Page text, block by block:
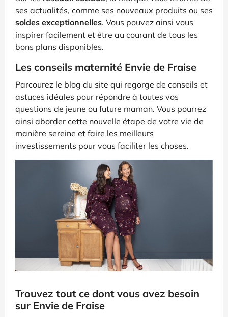
ses actualités, comme ses nouveaux produits ou ses
soldes exceptionnelles. Vous pouvez ainsi vous
inspirer facilement et être au courant de tous les
bons plans disponibles.
Les conseils maternité Envie de Fraise
Parcourez le blog du site qui regorge de conseils et
astuces idéales pour répondre à toutes vos
questions de jeune ou future maman. Vous pourrez
ainsi aborder cette nouvelle étape de votre vie de
manière sereine et faire les meilleurs
investissements pour vous faciliter les choses.
Trouvez tout ce dont vous avez besoin
sur Envie de Fraise